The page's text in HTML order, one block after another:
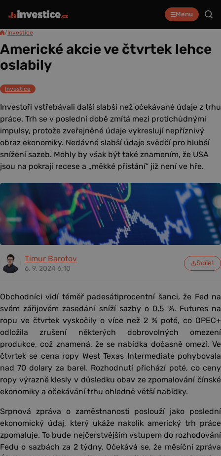
Menu
/Investice
Americké akcie ve čtvrtek lehce
oslabily
Investice
Investoři vstřebávali další slabší než očekávané údaje z trhu
práce. Trh se v poslední době zmítá mezi protichůdnými
impulsy, protože zveřejněné údaje vykreslují nepříznivý
obraz ekonomiky. Nedávné slabší údaje svědčí pro hlubší
snížení sazeb. Mohly by však být také znamením, že USA
jsou na pokraji recese a „měkké přistání“ již není ve hře.
Timur Barotov
6. 9. 2024 6:10
Sdílet
Obchodníci vidí téměř padesátiprocentní šanci, že Fed na
svém zářijovém zasedání sníží sazby o 0,5 %. Futures na
ropu ve čtvrtek vyskočily o více než 2 % poté, co OPEC+
odložila zrušení některých dobrovolných omezení
produkce, což znamená, že se nabídka dočasně omezí. Ve
čtvrtek se cena ropy West Texas Intermediate pohybovala
nad 70 dolary za barel. Rozhodnutí přichází poté, co ceny
ropy výrazně klesly v důsledku obav ze zpomalování čínské
ekonomiky a očekávání trhu ohledně větší nabídky.
Srpnová zpráva o zaměstnanosti poslouží jako poslední
ekonomický údaj, který ukáže nakolik americký trh práce
zpomaluje. To bude nejčerstvějším vstupem do rozhodování
Fedu o sazbách za 2 týdny. Očekává se, že měsíční zpráva